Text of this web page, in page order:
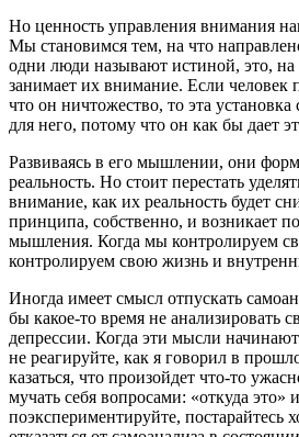
Но ценность управления внимания
Мы становимся тем, на что
одни люди называют истиной, это, на
занимает их внимание. Если человек
что он ничтожество, то эта
для него, потому что он как бы дает
Развиваясь в его мышлении, они
реальность. Но стоит перестать
внимание, как их реальность будет
принципа, собственно, и возникает
мышления. Когда мы контролируем
контролируем свою жизнь и
Иногда имеет смысл отпускать
бы какое-то время не анализировать
депрессии. Когда эти мысли
не реагируйте, как я говорил в
казаться, что произойдет что-то
мучать себя вопросами: «откуда
поэкспериментируйте, постарайтесь